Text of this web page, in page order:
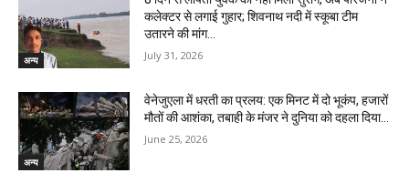
अन्य
कलेक्टर से लगाई गुहार; शिवनाथ नदी में स्कूबा टीम
उतारने की मांग…
July 31, 2026
अन्य
वेनेजुएला में धरती का प्रलय: एक मिनट में दो भूकंप, हजारों
मौतों की आशंका, तबाही के मंजर ने दुनिया को दहला दिया…
June 25, 2026